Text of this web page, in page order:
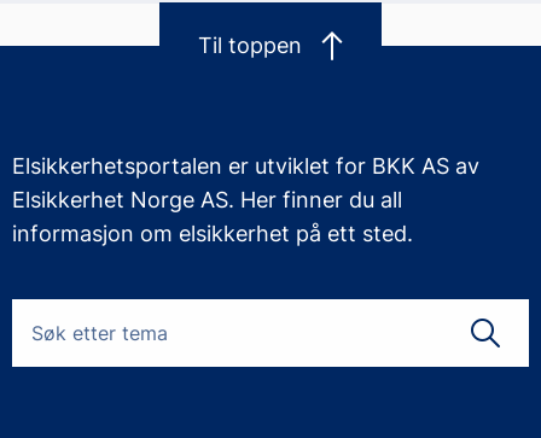
Til toppen
Elsikkerhetsportalen er utviklet for BKK AS av
Elsikkerhet Norge AS. Her finner du all
informasjon om elsikkerhet på ett sted.